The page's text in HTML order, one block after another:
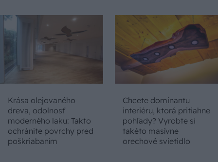
Krása olejovaného
dreva, odolnosť
moderného laku: Takto
ochránite povrchy pred
poškriabaním
Chcete dominantu
interiéru, ktorá pritiahne
pohľady? Vyrobte si
takéto masívne
orechové svietidlo